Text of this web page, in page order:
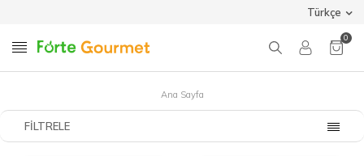
Türkçe
0
Ana Sayfa
FILTRELE